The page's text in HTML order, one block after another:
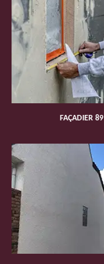
FAÇADIER 89